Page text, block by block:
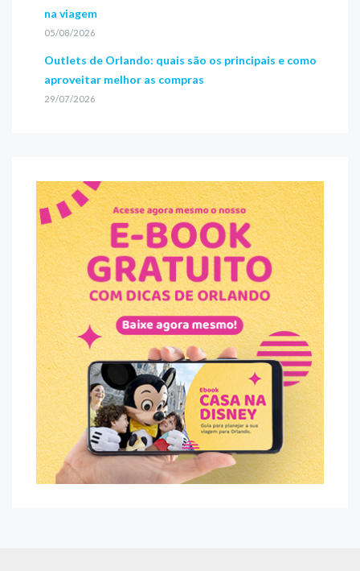
na viagem
05/08/2026
Outlets de Orlando: quais são os principais e como
aproveitar melhor as compras
29/07/2026